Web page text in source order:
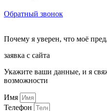
Обратный звонок
Почему я уверен, что моё
заявка с сайта
Укажите ваши данные, и я
возможности
Имя
Телефон